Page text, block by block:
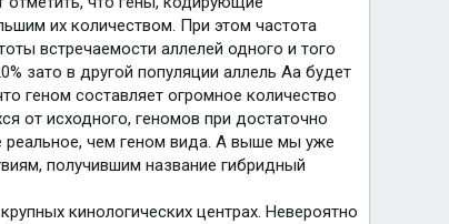
их количеством. При этом частота
встречаемости аллелей одного и того
зато в другой популяции аллель Аa будет
геном составляет огромное количество
от исходного, геномов при достаточно
реальное, чем геном вида. А выше мы уже
получившим название гибридный
кинологических центрах. Невероятно